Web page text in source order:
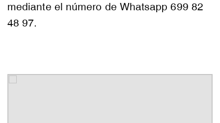
mediante el número de Whatsapp 699 82
48 97.